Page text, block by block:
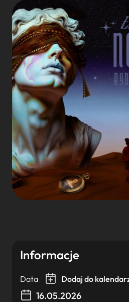
Informacje
Data Dodaj do
16.05.2026